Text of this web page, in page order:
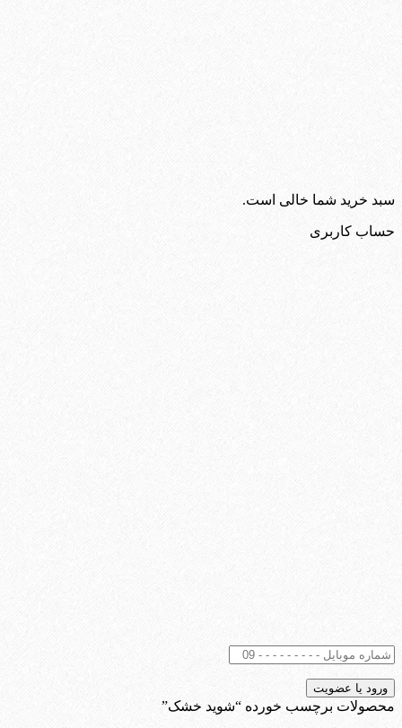
سبد خرید شما خالی است.
حساب کاربری
محصولات برچسب خورده “شوید خشک”